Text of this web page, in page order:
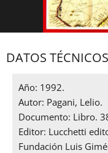
DATOS
Año: 1992.
Autor: Pagani, Lelio.
Documento: Libro.
Editor: Lucchetti
Fundación Luis